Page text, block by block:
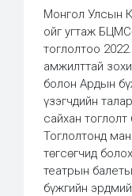
Монгол Улсын
ойг угтаж
тоглолтоо
амжилттай
болон Ардын
үзэгчдийн
сайхан
Тоглолтонд
төгсөгчид
театрын
бүжгийн